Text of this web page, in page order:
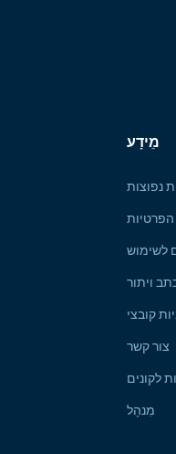
מֵידָע
נפוצות
הפרטיות
לשימוש
ויתור
צור קשר
לקונים
מִנהָל